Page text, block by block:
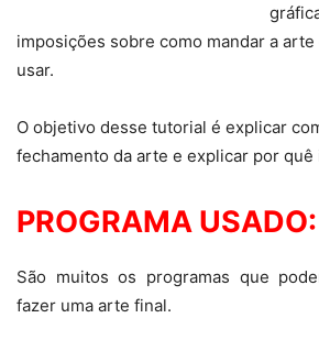
imposições sobre como mandar a
usar.
O objetivo desse tutorial é explicar
fechamento da arte e explicar por quê
PROGRAMA USADO:
São muitos os programas que
fazer uma arte final.